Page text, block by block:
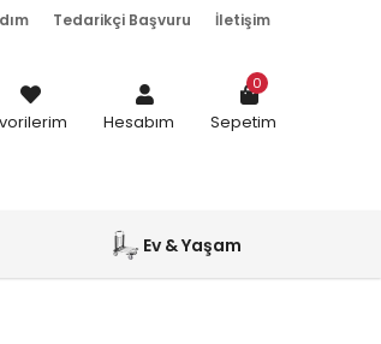
Tedarikçi Başvuru İletişim
Hesabım Sepetim
0
Ev & Yaşam